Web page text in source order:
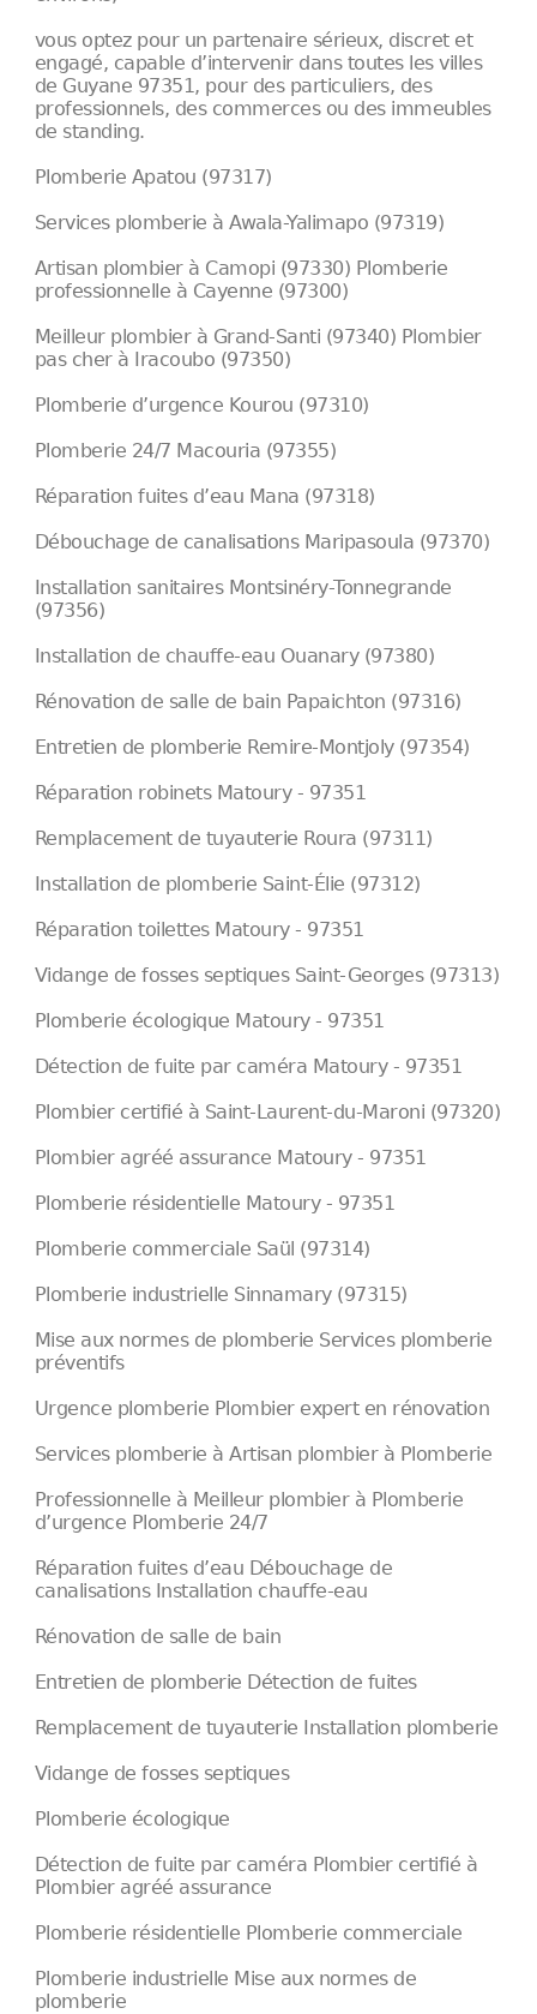
vous optez pour un partenaire sérieux, discret et
engagé, capable d’intervenir dans toutes les villes
de Guyane 97351, pour des particuliers, des
professionnels, des commerces ou des immeubles
de standing.
Plomberie Apatou (97317)
Services plomberie à Awala-Yalimapo (97319)
Artisan plombier à Camopi (97330) Plomberie
professionnelle à Cayenne (97300)
Meilleur plombier à Grand-Santi (97340) Plombier
pas cher à Iracoubo (97350)
Plomberie d’urgence Kourou (97310)
Plomberie 24/7 Macouria (97355)
Réparation fuites d’eau Mana (97318)
Débouchage de canalisations Maripasoula (97370)
Installation sanitaires Montsinéry-Tonnegrande
(97356)
Installation de chauffe-eau Ouanary (97380)
Rénovation de salle de bain Papaichton (97316)
Entretien de plomberie Remire-Montjoly (97354)
Réparation robinets Matoury - 97351
Remplacement de tuyauterie Roura (97311)
Installation de plomberie Saint-Élie (97312)
Réparation toilettes Matoury - 97351
Vidange de fosses septiques Saint-Georges (97313)
Plomberie écologique Matoury - 97351
Détection de fuite par caméra Matoury - 97351
Plombier certifié à Saint-Laurent-du-Maroni (97320)
Plombier agréé assurance Matoury - 97351
Plomberie résidentielle Matoury - 97351
Plomberie commerciale Saül (97314)
Plomberie industrielle Sinnamary (97315)
Mise aux normes de plomberie Services plomberie
préventifs
Urgence plomberie Plombier expert en rénovation
Services plomberie à Artisan plombier à Plomberie
Professionnelle à Meilleur plombier à Plomberie
d’urgence Plomberie 24/7
Réparation fuites d’eau Débouchage de
canalisations Installation chauffe-eau
Rénovation de salle de bain
Entretien de plomberie Détection de fuites
Remplacement de tuyauterie Installation plomberie
Vidange de fosses septiques
Plomberie écologique
Détection de fuite par caméra Plombier certifié à
Plombier agréé assurance
Plomberie résidentielle Plomberie commerciale
Plomberie industrielle Mise aux normes de
plomberie